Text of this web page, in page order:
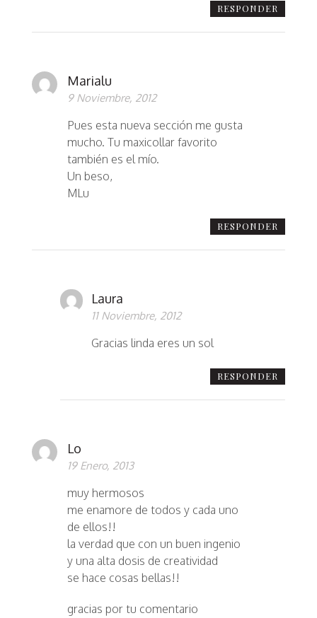
RESPONDER
Marialu
9 Noviembre, 2012
Pues esta nueva sección me gusta
mucho. Tu maxicollar favorito
también es el mío.
Un beso,
MLu
RESPONDER
Laura
11 Noviembre, 2012
Gracias linda eres un sol
RESPONDER
Lo
19 Enero, 2013
muy hermosos
me enamore de todos y cada uno
de ellos!!
la verdad que con un buen ingenio
y una alta dosis de creatividad
se hace cosas bellas!!
gracias por tu comentario